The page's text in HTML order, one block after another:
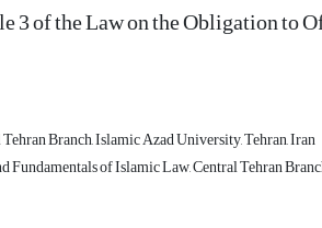
of the Law on the Obligation to
Branch, Islamic Azad University, Tehran, Iran
Fundamentals of Islamic Law, Central Tehran